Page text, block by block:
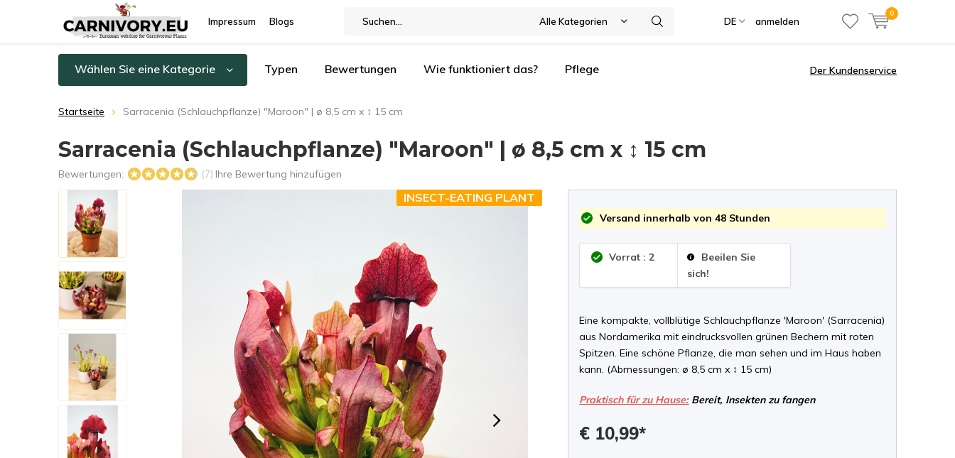
Impressum Blogs Alle Kategorien DE anmelden
0
Wählen Sie eine Kategorie Typen Bewertungen Wie funktioniert das? Pflege Der Kundenservice
Startseite Sarracenia (Schlauchpflanze) "Maroon" | ø 8,5 cm x ↕ 15 cm
Sarracenia (Schlauchpflanze) "Maroon" | ø 8,5 cm x ↕ 15 cm
Bewertungen: (7) Ihre Bewertung hinzufügen
INSECT-EATING PLANT
Versand innerhalb von 48 Stunden
Vorrat : 2
Beeilen Sie
sich!
Eine kompakte, vollblütige Schlauchpflanze 'Maroon' (Sarracenia)
aus Nordamerika mit eindrucksvollen grünen Bechern mit roten
Spitzen. Eine schöne Pflanze, die man sehen und im Haus haben
kann. (Abmessungen: ø 8,5 cm x ↕ 15 cm)
Praktisch für zu Hause:Bereit, Insekten zu fangen
€ 10,99*